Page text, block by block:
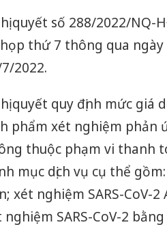
quyết số 288/2022/
thứ 7 thông qua
2022.
quyết quy định mức giá
phẩm xét nghiệm phản
thuộc phạm vi thanh
mục dịch vụ cụ thể
xét nghiệm SARS-CoV-
nghiệm SARS-CoV-2